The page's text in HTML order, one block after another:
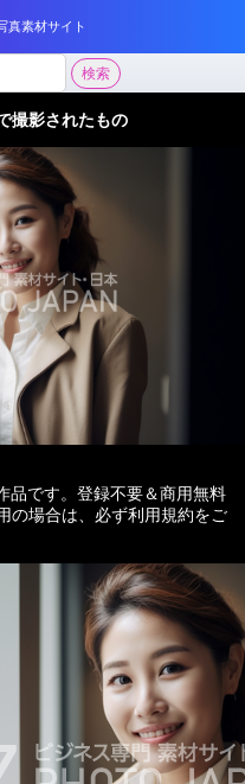
真素材サイト
検索
撮影されたもの
品です。登録不要＆商用無料
の場合は、必ず利用規約をご